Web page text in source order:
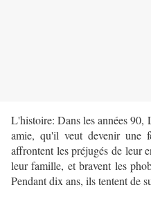
L'histoire: Dans les années 90,
amie, qu'il veut devenir une
affrontent les préjugés de leur
leur famille, et bravent les
Pendant dix ans, ils tentent de